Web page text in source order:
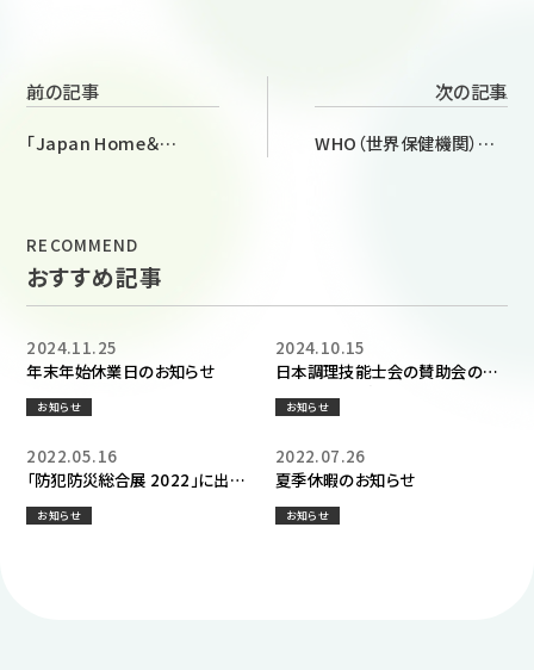
前の記事
「Japan Home＆
次の記事
WHO（世界保健機関）申
RECOMMEND
おすすめ記事
年末年始休業日のお知らせ
2024.11.25
お知らせ
日本調理技能士会の賛助会の会
員になりました
2024.10.15
お知らせ
「防犯防災総合展 2022」に出展
します
2022.05.16
お知らせ
夏季休暇のお知らせ
2022.07.26
お知らせ